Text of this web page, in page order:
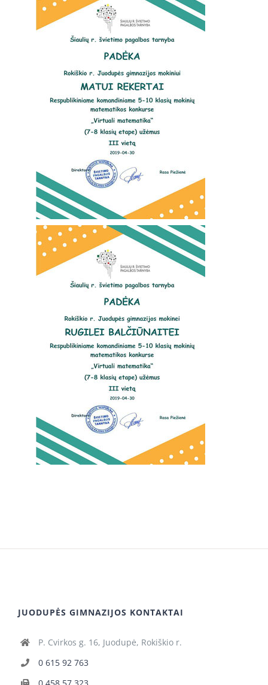
JUODUPĖS GIMNAZIJOS KONTAKTAI
P. Cvirkos g. 16, Juodupė, Rokiškio r.
0 615 92 763